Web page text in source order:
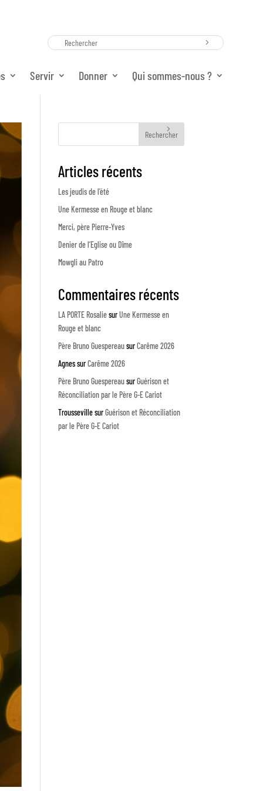
Servir Donner Qui sommes-nous ?
Rechercher
Articles récents
Les jeudis de l’été
Une Kermesse en Rouge et blanc
Merci, père Pierre-Yves
Denier de l’Eglise ou Dîme
Mowgli au Patro
Commentaires récents
LA PORTE RosaliesurUne Kermesse en
Rouge et blanc
Père Bruno GuespereausurCarême 2026
AgnessurCarême 2026
Père Bruno GuespereausurGuérison et
Réconciliation par le Père G-E Cariot
TroussevillesurGuérison et Réconciliation
par le Père G-E Cariot